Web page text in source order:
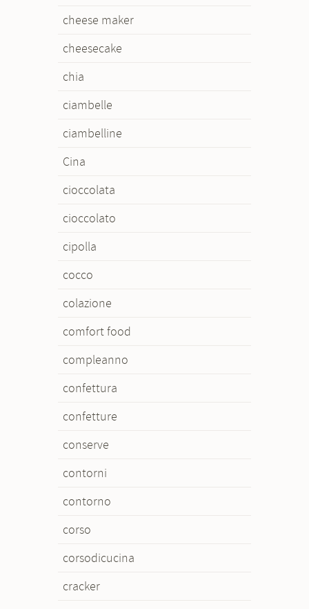
cheese maker
cheesecake
chia
ciambelle
ciambelline
Cina
cioccolata
cioccolato
cipolla
cocco
colazione
comfort food
compleanno
confettura
confetture
conserve
contorni
contorno
corso
corsodicucina
cracker